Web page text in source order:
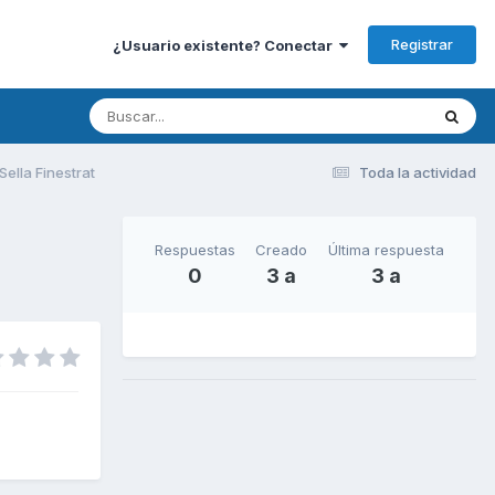
¿Usuario existente? Conectar Registrar
Toda la actividad
Finestrat
Respuestas
0
Creado
3 a
Última respuesta
3 a